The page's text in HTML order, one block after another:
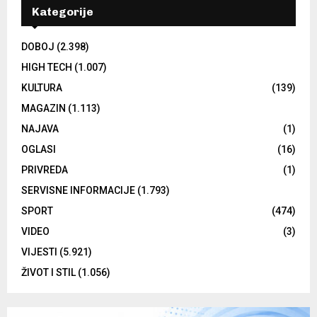
Kategorije
DOBOJ (2.398)
HIGH TECH (1.007)
KULTURA
(139)
MAGAZIN (1.113)
NAJAVA
(1)
OGLASI
(16)
PRIVREDA
(1)
SERVISNE INFORMACIJE (1.793)
SPORT
(474)
VIDEO
(3)
VIJESTI (5.921)
ŽIVOT I STIL (1.056)